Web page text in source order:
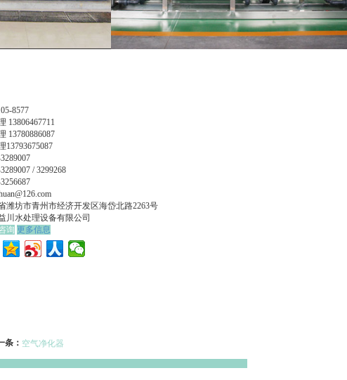
8577
13806467711
13780886087
13793675087
/ 3299268
潍坊市青州市经济开发区海岱北路2263号
川水处理设备有限公司
询 更多信息
条： 空气净化器